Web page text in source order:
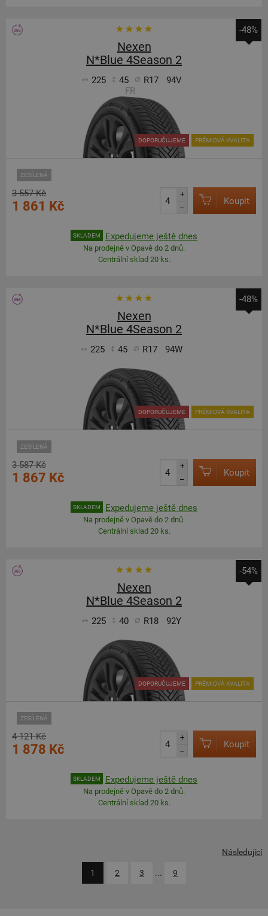
-48%
Nexen
N*Blue 4Season 2
225 45 R17
94V
FR
ZESÍLENÁ
DOPORUČUJEME PRÉMIOVÁ KVALITA
3 557 Kč
1 861 Kč
+
–
Koupit
SKLADEM Expedujeme ještě dnes
Na prodejně v Opavě do 2 dnů.
Centrální sklad 20 ks.
-48%
Nexen
N*Blue 4Season 2
225 45 R17 94W
ZESÍLENÁ
DOPORUČUJEME PRÉMIOVÁ KVALITA
3 587 Kč
1 867 Kč
+
–
Koupit
SKLADEM Expedujeme ještě dnes
Na prodejně v Opavě do 2 dnů.
Centrální sklad 20 ks.
-54%
Nexen
N*Blue 4Season 2
225 40 R18 92Y
ZESÍLENÁ
DOPORUČUJEME PRÉMIOVÁ KVALITA
4 121 Kč
1 878 Kč
+
–
Koupit
SKLADEM Expedujeme ještě dnes
Na prodejně v Opavě do 2 dnů.
Centrální sklad 20 ks.
1 2 3 ... 9
Následující